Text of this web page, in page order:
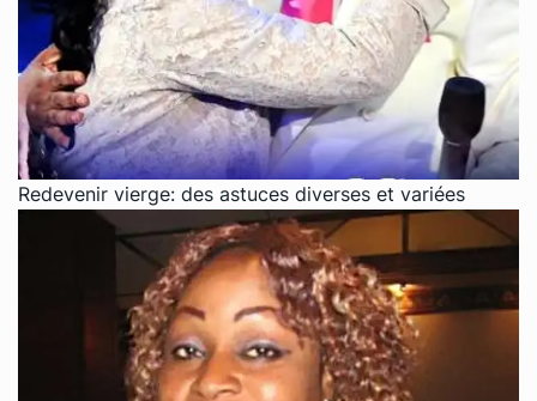
Redevenir vierge: des astuces diverses et variées